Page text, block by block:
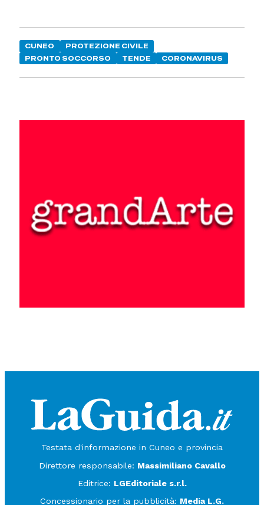
CUNEO
PROTEZIONE CIVILE
PRONTO SOCCORSO
TENDE CORONAVIRUS
Testata d'informazione in Cuneo e provincia
Direttore responsabile: Massimiliano Cavallo
Editrice: LGEditoriale s.r.l.
Concessionario per la pubblicità: Media L.G.